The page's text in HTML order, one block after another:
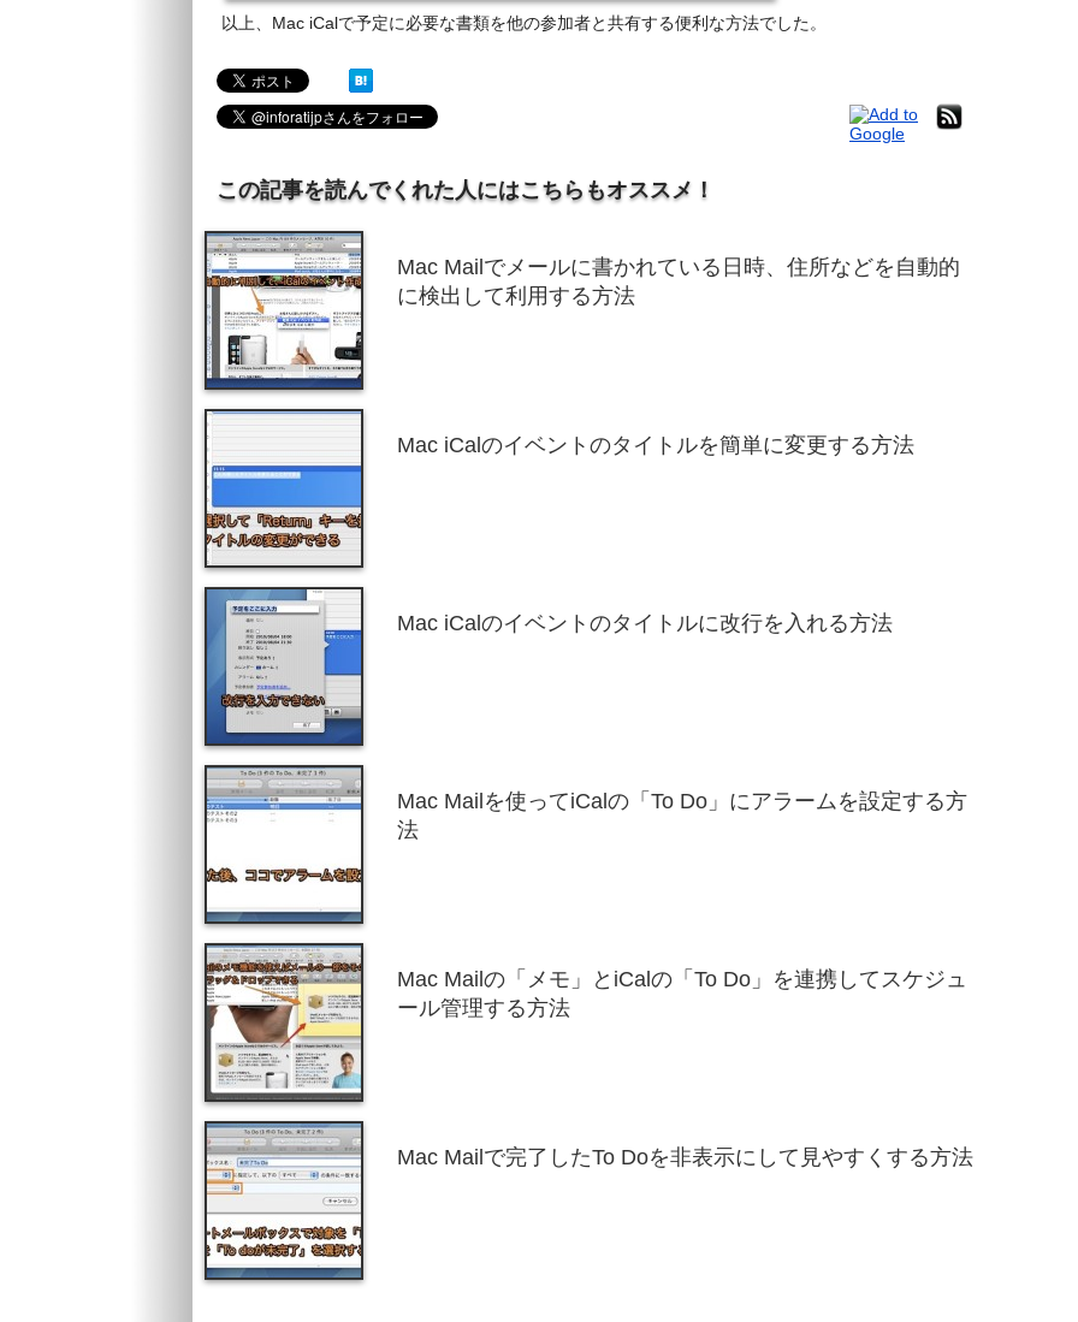
以上、Mac iCalで予定に必要な書類を他の参加者と共有する便利な方法でした。
この記事を読んでくれた人にはこちらもオススメ！
Mac Mailでメールに書かれている日時、住所などを自動的
に検出して利用する方法
Mac iCalのイベントのタイトルを簡単に変更する方法
Mac iCalのイベントのタイトルに改行を入れる方法
Mac Mailを使ってiCalの「To Do」にアラームを設定する方
法
Mac Mailの「メモ」とiCalの「To Do」を連携してスケジュ
ール管理する方法
Mac Mailで完了したTo Doを非表示にして見やすくする方法